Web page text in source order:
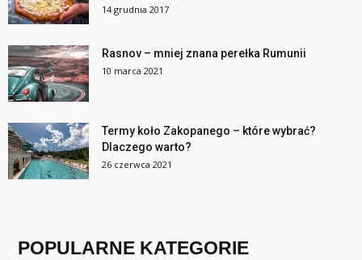
14 grudnia 2017
Rasnov – mniej znana perełka Rumunii
10 marca 2021
Termy koło Zakopanego – które wybrać?
Dlaczego warto?
26 czerwca 2021
POPULARNE KATEGORIE